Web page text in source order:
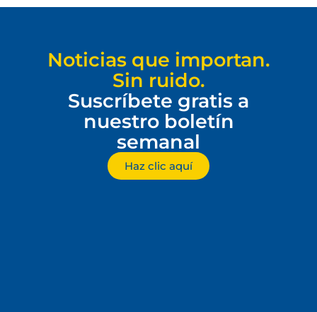
Noticias que importan.
Sin ruido.
Suscríbete gratis a
nuestro boletín
semanal
Haz clic aquí